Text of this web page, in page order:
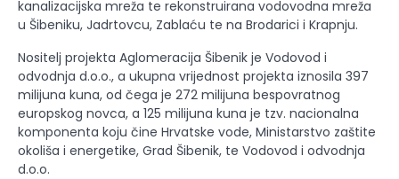
kanalizacijska mreža te rekonstruirana vodovodna mreža
u Šibeniku, Jadrtovcu, Zablaću te na Brodarici i Krapnju.
Nositelj projekta Aglomeracija Šibenik je Vodovod i
odvodnja d.o.o., a ukupna vrijednost projekta iznosila 397
milijuna kuna, od čega je 272 milijuna bespovratnog
europskog novca, a 125 milijuna kuna je tzv. nacionalna
komponenta koju čine Hrvatske vode, Ministarstvo zaštite
okoliša i energetike, Grad Šibenik, te Vodovod i odvodnja
d.o.o.